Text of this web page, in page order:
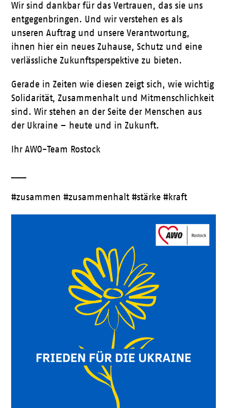
Wir sind dankbar für das Vertrauen, das sie uns
entgegenbringen. Und wir verstehen es als
unseren Auftrag und unsere Verantwortung,
ihnen hier ein neues Zuhause, Schutz und eine
verlässliche Zukunftsperspektive zu bieten.
Gerade in Zeiten wie diesen zeigt sich, wie wichtig
Solidarität, Zusammenhalt und Mitmenschlichkeit
sind. Wir stehen an der Seite der Menschen aus
der Ukraine – heute und in Zukunft.
Ihr AWO-Team Rostock
#zusammen #zusammenhalt #stärke #kraft